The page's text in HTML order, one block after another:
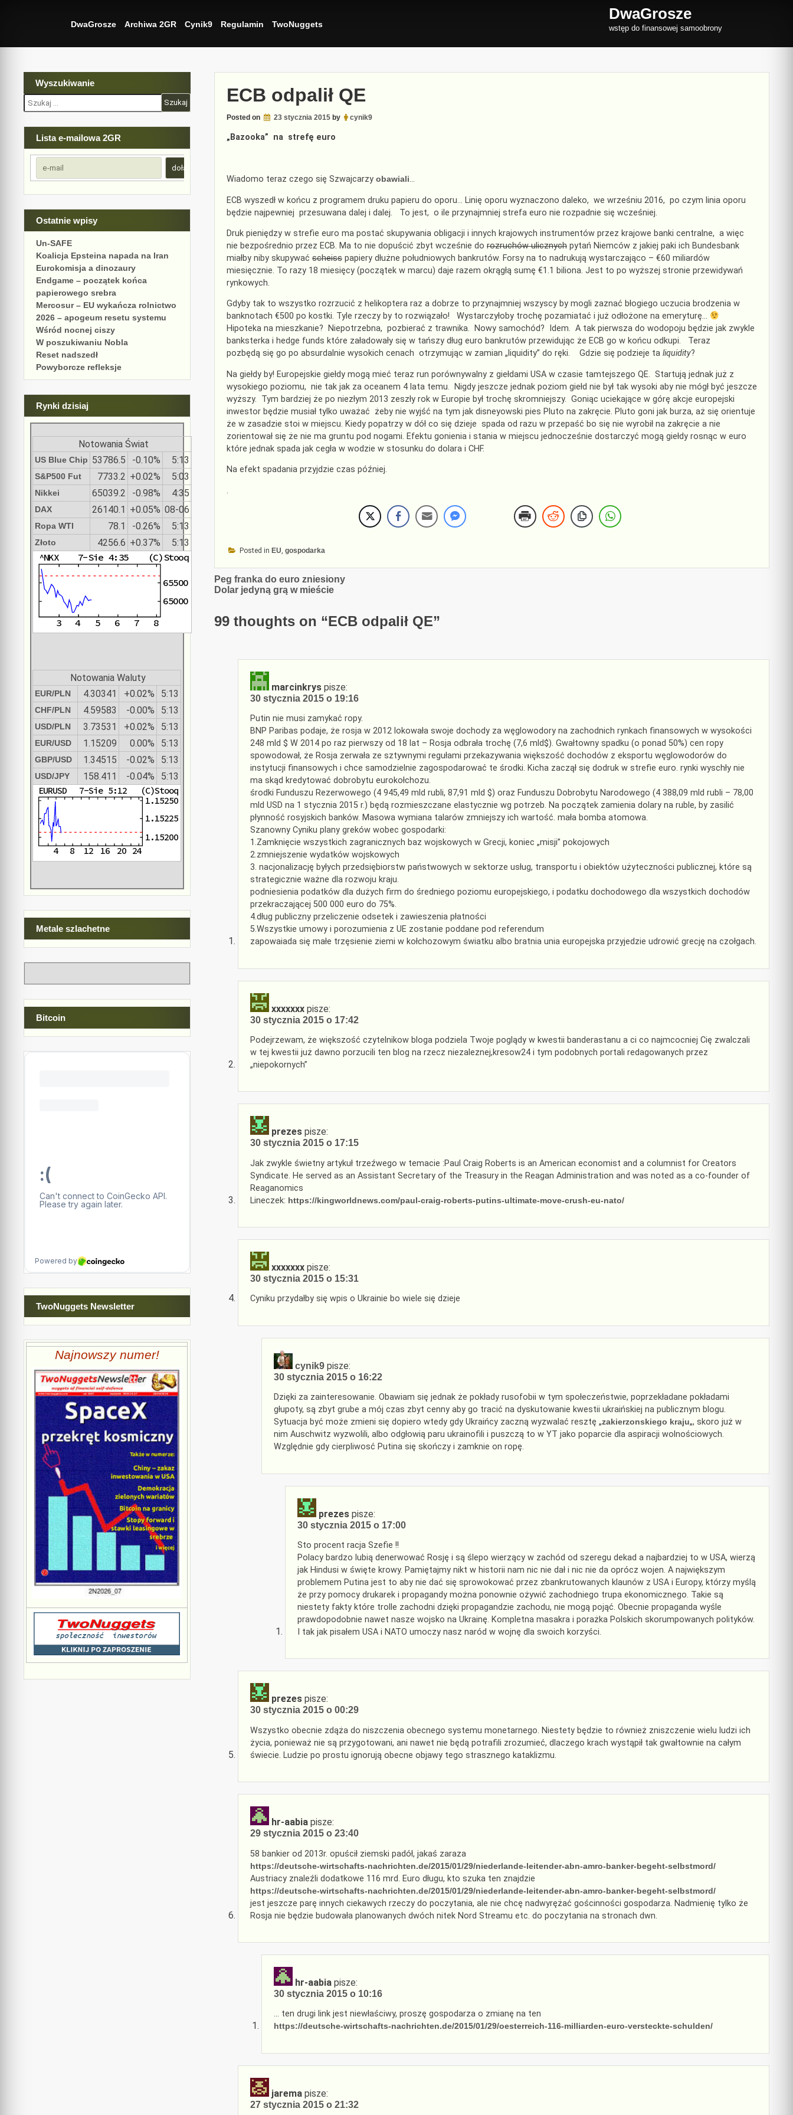
DwaGrosze Archiwa 2GR Cynik9 Regulamin TwoNuggets
DwaGrosze
wstęp do finansowej samoobrony
ECB odpalił QE
Posted on 23 stycznia 2015by cynik9
„Bazooka” na strefę euro
Wiadomo teraz czego się Szwajcarzy obawiali…
ECB wyszedł w końcu z programem druku papieru do oporu… Linię oporu wyznaczono daleko, we wrześniu 2016, po czym linia oporu
będzie najpewniej przesuwana dalej i dalej. To jest, o ile przynajmniej strefa euro nie rozpadnie się wcześniej.
Druk pieniędzy w strefie euro ma postać skupywania obligacji i innych krajowych instrumentów przez krajowe banki centralne, a więc
nie bezpośrednio przez ECB. Ma to nie dopuścić zbyt wcześnie do rozruchów ulicznychpytań Niemców z jakiej paki ich Bundesbank
miałby niby skupywać scheisspapiery dłużne południowych bankrutów. Forsy na to nadrukują wystarczająco – €60 miliardów
miesięcznie. To razy 18 miesięcy (początek w marcu) daje razem okrągłą sumę €1.1 biliona. Jest to po wyższej stronie przewidywań
rynkowych.
Gdyby tak to wszystko rozrzucić z helikoptera raz a dobrze to przynajmniej wszyscy by mogli zaznać błogiego uczucia brodzenia w
banknotach €500 po kostki. Tyle rzeczy by to rozwiązało! Wystarczyłoby trochę pozamiatać i już odłożone na emeryturę…
Hipoteka na mieszkanie? Niepotrzebna, pozbierać z trawnika. Nowy samochód? Idem. A tak pierwsza do wodopoju będzie jak zwykle
banksterka i hedge funds które załadowały się w tańszy dług euro bankrutów przewidując że ECB go w końcu odkupi. Teraz
pozbędą się go po absurdalnie wysokich cenach otrzymując w zamian „liquidity” do ręki. Gdzie się podzieje ta liquidity?
Na giełdy by! Europejskie giełdy mogą mieć teraz run porównywalny z giełdami USA w czasie tamtejszego QE. Startują jednak już z
wysokiego poziomu, nie tak jak za oceanem 4 lata temu. Nigdy jeszcze jednak poziom giełd nie był tak wysoki aby nie mógł być jeszcze
wyższy. Tym bardziej że po niezłym 2013 zeszły rok w Europie był trochę skromniejszy. Goniąc uciekające w górę akcje europejski
inwestor będzie musiał tylko uważać żeby nie wyjść na tym jak disneyowski pies Pluto na zakręcie. Pluto goni jak burza, aż się orientuje
że w zasadzie stoi w miejscu. Kiedy popatrzy w dół co się dzieje spada od razu w przepaść bo się nie wyrobił na zakręcie a nie
zorientował się że nie ma gruntu pod nogami. Efektu gonienia i stania w miejscu jednocześnie dostarczyć mogą giełdy rosnąc w euro
które jednak spada jak cegła w wodzie w stosunku do dolara i CHF.
Na efekt spadania przyjdzie czas później.
.
Posted in EU, gospodarka
Nawigacja
wpisu
Peg franka do euro zniesiony
Dolar jedyną grą w mieście
99 thoughts on “ECB odpalił QE”
marcinkrys pisze:
30 stycznia 2015 o 19:16
Putin nie musi zamykać ropy.
BNP Paribas podaje, że rosja w 2012 lokowała swoje dochody za węglowodory na zachodnich rynkach finansowych w wysokości
248 mld $ W 2014 po raz pierwszy od 18 lat – Rosja odbrała trochę (7,6 mld$). Gwałtowny spadku (o ponad 50%) cen ropy
spowodował, że Rosja zerwała ze sztywnymi regułami przekazywania większość dochodów z eksportu węglowodorów do
instytucji finansowych i chce samodzielnie zagospodarować te środki. Kicha zaczął się dodruk w strefie euro. rynki wyschły nie
ma skąd kredytować dobrobytu eurokołchozu.
środki Funduszu Rezerwowego (4 945,49 mld rubli, 87,91 mld $) oraz Funduszu Dobrobytu Narodowego (4 388,09 mld rubli – 78,00
mld USD na 1 stycznia 2015 r.) będą rozmieszczane elastycznie wg potrzeb. Na początek zamienia dolary na ruble, by zasilić
płynność rosyjskich banków. Masowa wymiana talarów zmniejszy ich wartość. mała bomba atomowa.
Szanowny Cyniku plany greków wobec gospodarki:
1.Zamknięcie wszystkich zagranicznych baz wojskowych w Grecji, koniec „misji” pokojowych
2.zmniejszenie wydatków wojskowych
3. nacjonalizację byłych przedsiębiorstw państwowych w sektorze usług, transportu i obiektów użyteczności publicznej, które są
strategicznie ważne dla rozwoju kraju.
podniesienia podatków dla dużych firm do średniego poziomu europejskiego, i podatku dochodowego dla wszystkich dochodów
przekraczającej 500 000 euro do 75%.
4.dług publiczny przeliczenie odsetek i zawieszenia płatności
5.Wszystkie umowy i porozumienia z UE zostanie poddane pod referendum
zapowaiada się małe trzęsienie ziemi w kołchozowym światku albo bratnia unia europejska przyjedzie udrowić grecję na czołgach.
xxxxxxx pisze:
30 stycznia 2015 o 17:42
Podejrzewam, że większość czytelnikow bloga podziela Twoje poglądy w kwestii banderastanu a ci co najmcocniej Cię zwalczali
w tej kwestii już dawno porzucili ten blog na rzecz niezaleznej,kresow24 i tym podobnych portali redagowanych przez
„niepokornych”
prezes pisze:
30 stycznia 2015 o 17:15
Jak zwykle świetny artykuł trzeźwego w temacie :Paul Craig Roberts is an American economist and a columnist for Creators
Syndicate. He served as an Assistant Secretary of the Treasury in the Reagan Administration and was noted as a co-founder of
Reaganomics
Lineczek: https://kingworldnews.com/paul-craig-roberts-putins-ultimate-move-crush-eu-nato/
xxxxxxx pisze:
30 stycznia 2015 o 15:31
Cyniku przydałby się wpis o Ukrainie bo wiele się dzieje
cynik9 pisze:
30 stycznia 2015 o 16:22
Dzięki za zainteresowanie. Obawiam się jednak że pokłady rusofobii w tym społeczeństwie, poprzekładane pokładami
głupoty, są zbyt grube a mój czas zbyt cenny aby go tracić na dyskutowanie kwestii ukraińskiej na publicznym blogu.
Sytuacja być może zmieni się dopiero wtedy gdy Ukraińcy zaczną wyzwalać resztę „zakierzonskiego kraju„, skoro już w
nim Auschwitz wyzwolili, albo odgłowią paru ukrainofili i puszczą to w YT jako poparcie dla aspiracji wolnościowych.
Względnie gdy cierpliwosć Putina się skończy i zamknie on ropę.
prezes pisze:
30 stycznia 2015 o 17:00
Sto procent racja Szefie !!
Polacy bardzo lubią denerwować Rosję i są ślepo wierzący w zachód od szeregu dekad a najbardziej to w USA, wierzą
jak Hindusi w święte krowy. Pamiętajmy nikt w historii nam nic nie dał i nic nie da oprócz wojen. A największym
problemem Putina jest to aby nie dać się sprowokować przez zbankrutowanych klaunów z USA i Europy, którzy myślą
że przy pomocy drukarek i propagandy można ponownie ożywić zachodniego trupa ekonomicznego. Takie są
niestety fakty które trolle zachodni dzięki propagandzie zachodu, nie mogą pojąć. Obecnie propaganda wyśle
prawdopodobnie nawet nasze wojsko na Ukrainę. Kompletna masakra i porażka Polskich skorumpowanych polityków.
I tak jak pisałem USA i NATO umoczy nasz naród w wojnę dla swoich korzyści.
prezes pisze:
30 stycznia 2015 o 00:29
Wszystko obecnie zdąża do niszczenia obecnego systemu monetarnego. Niestety będzie to również zniszczenie wielu ludzi ich
życia, ponieważ nie są przygotowani, ani nawet nie będą potrafili zrozumieć, dlaczego krach wystąpił tak gwałtownie na całym
świecie. Ludzie po prostu ignorują obecne objawy tego strasznego kataklizmu.
hr-aabia pisze:
29 stycznia 2015 o 23:40
58 bankier od 2013r. opuścił ziemski padół, jakaś zaraza
https://deutsche-wirtschafts-nachrichten.de/2015/01/29/niederlande-leitender-abn-amro-banker-begeht-selbstmord/
Austriacy znaleźli dodatkowe 116 mrd. Euro długu, kto szuka ten znajdzie
https://deutsche-wirtschafts-nachrichten.de/2015/01/29/niederlande-leitender-abn-amro-banker-begeht-selbstmord/
jest jeszcze parę innych ciekawych rzeczy do poczytania, ale nie chcę nadwyrężać gościnności gospodarza. Nadmienię tylko że
Rosja nie będzie budowała planowanych dwóch nitek Nord Streamu etc. do poczytania na stronach dwn.
hr-aabia pisze:
30 stycznia 2015 o 10:16
… ten drugi link jest niewłaściwy, proszę gospodarza o zmianę na ten
https://deutsche-wirtschafts-nachrichten.de/2015/01/29/oesterreich-116-milliarden-euro-versteckte-schulden/
jarema pisze:
27 stycznia 2015 o 21:32
Wyszukiwanie
Szukaj:
Lista e-mailowa 2GR
Ostatnie wpisy
Un-SAFE
Koalicja Epsteina napada na Iran
Eurokomisja a dinozaury
Endgame – początek końca
papierowego srebra
Mercosur – EU wykańcza rolnictwo
2026 – apogeum resetu systemu
Wśród nocnej ciszy
W poszukiwaniu Nobla
Reset nadszedł
Powyborcze refleksje
Rynki dzisiaj
Notowania Świat
US Blue Chip 53786.5 -0.10% 5:13
S&P500 Fut 7733.2 +0.02% 5:03
Nikkei 65039.2 -0.98% 4:35
DAX 26140.1 +0.05% 08-06
Ropa WTI 78.1 -0.26% 5:13
Złoto 4256.6 +0.37% 5:13
Notowania Waluty
EUR/PLN 4.30341 +0.02% 5:13
CHF/PLN 4.59583 -0.00% 5:13
USD/PLN 3.73531 +0.02% 5:13
EUR/USD 1.15209 0.00% 5:13
GBP/USD 1.34515 -0.02% 5:13
USD/JPY 158.411 -0.04% 5:13
Metale szlachetne
Bitcoin
TwoNuggets Newsletter
Najnowszy numer!